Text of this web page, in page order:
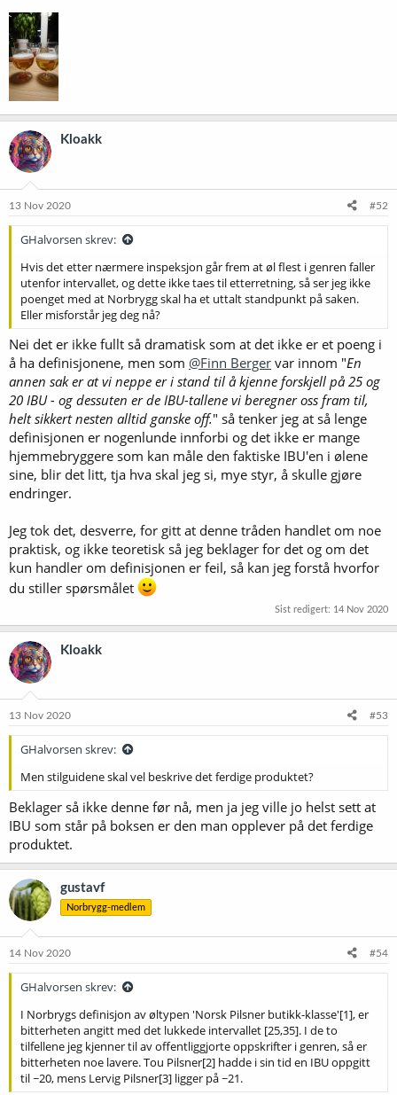
Kloakk
13 Nov 2020 #52
GHalvorsen skrev:
Hvis det etter nærmere inspeksjon går frem at øl flest i genren faller
utenfor intervallet, og dette ikke taes til etterretning, så ser jeg ikke
poenget med at Norbrygg skal ha et uttalt standpunkt på saken.
Eller misforstår jeg deg nå?
Nei det er ikke fullt så dramatisk som at det ikke er et poeng i
å ha definisjonene, men som @Finn Berger var innom "En
annen sak er at vi neppe er i stand til å kjenne forskjell på 25 og
20 IBU - og dessuten er de IBU-tallene vi beregner oss fram til,
helt sikkert nesten alltid ganske off." så tenker jeg at så lenge
definisjonen er nogenlunde innforbi og det ikke er mange
hjemmebryggere som kan måle den faktiske IBU'en i ølene
sine, blir det litt, tja hva skal jeg si, mye styr, å skulle gjøre
endringer.
Jeg tok det, desverre, for gitt at denne tråden handlet om noe
praktisk, og ikke teoretisk så jeg beklager for det og om det
kun handler om definisjonen er feil, så kan jeg forstå hvorfor
du stiller spørsmålet
Sist redigert: 14 Nov 2020
Kloakk
13 Nov 2020 #53
GHalvorsen skrev:
Men stilguidene skal vel beskrive det ferdige produktet?
Beklager så ikke denne før nå, men ja jeg ville jo helst sett at
IBU som står på boksen er den man opplever på det ferdige
produktet.
gustavf
Norbrygg-medlem
14 Nov 2020 #54
GHalvorsen skrev:
I Norbrygs definisjon av øltypen 'Norsk Pilsner butikk-klasse'[1], er
bitterheten angitt med det lukkede intervallet [25,35]. I de to
tilfellene jeg kjenner til av offentliggjorte oppskrifter i genren, så er
bitterheten noe lavere. Tou Pilsner[2] hadde i sin tid en IBU oppgitt
til ~20, mens Lervig Pilsner[3] ligger på ~21.